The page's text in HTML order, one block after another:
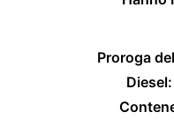
Proroga